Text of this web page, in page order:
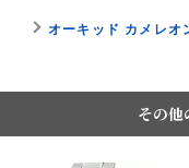
オーキッド カメレオ
その他